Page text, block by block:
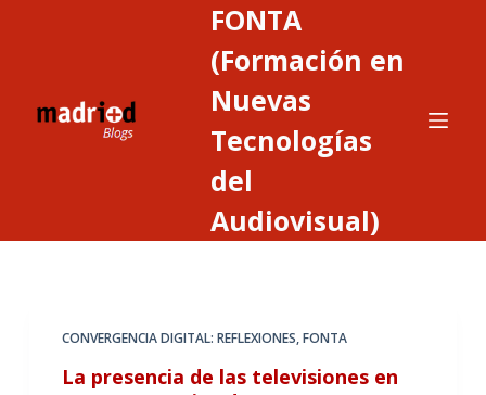
FONTA
(Formación en
Nuevas
Tecnologías
del
Audiovisual)
CONVERGENCIA DIGITAL: REFLEXIONES,FONTA
La presencia de las televisiones en